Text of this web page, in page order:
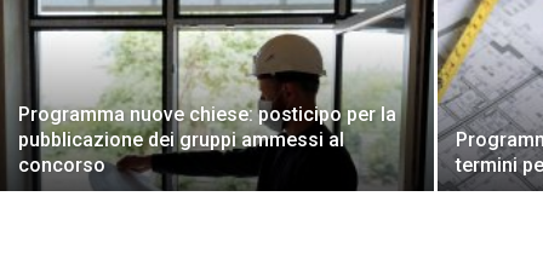
Programma nuove chiese: posticipo per la
pubblicazione dei gruppi ammessi al
concorso
termini